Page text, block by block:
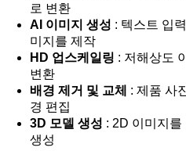
로 변환
AI 이미지 생성 : 텍스트 입
미지를 제작
HD 업스케일링 : 저해상도
변환
배경 제거 및 교체
: 제품 사
경 편집
3D 모델 생성 : 2D 이미지를
생성